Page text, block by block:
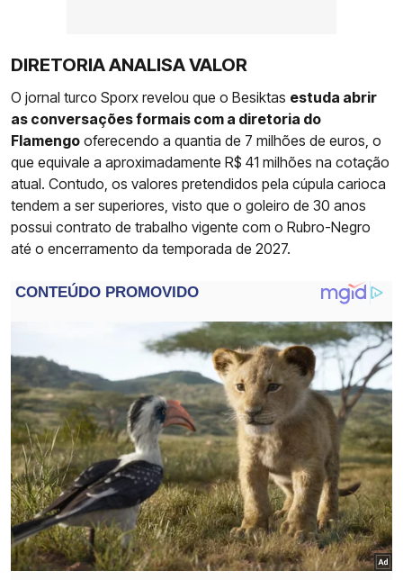
DIRETORIA ANALISA VALOR
O jornal turco Sporx revelou que o Besiktas estuda abrir
as conversações formais com a diretoria do
Flamengo oferecendo a quantia de 7 milhões de euros, o
que equivale a aproximadamente R$ 41 milhões na cotação
atual. Contudo, os valores pretendidos pela cúpula carioca
tendem a ser superiores, visto que o goleiro de 30 anos
possui contrato de trabalho vigente com o Rubro-Negro
até o encerramento da temporada de 2027.